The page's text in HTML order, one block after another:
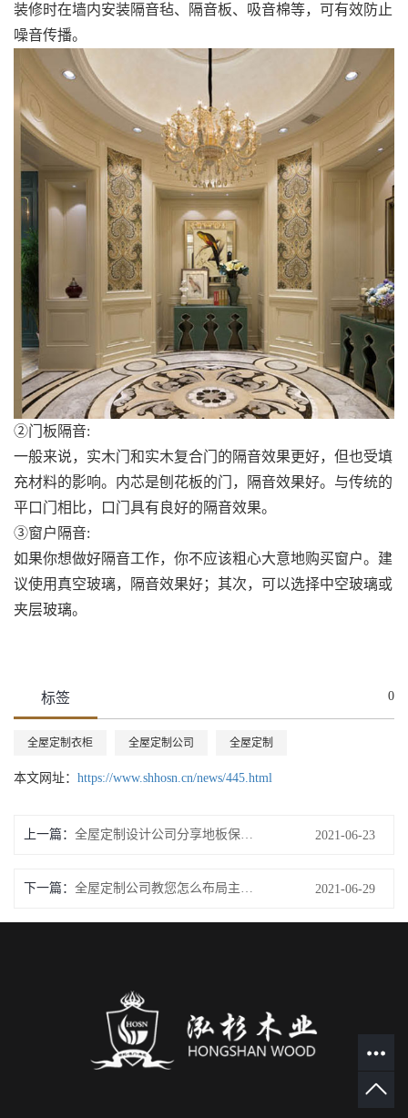
装修时在墙内安装隔音毡、隔音板、吸音棉等，可有效防止
噪音传播。
②门板隔音:
一般来说，实木门和实木复合门的隔音效果更好，但也受填
充材料的影响。内芯是刨花板的门，隔音效果好。与传统的
平口门相比，口门具有良好的隔音效果。
③窗户隔音:
如果你想做好隔音工作，你不应该粗心大意地购买窗户。建
议使用真空玻璃，隔音效果好；其次，可以选择中空玻璃或
夹层玻璃。
标签 0
全屋定制衣柜 全屋定制公司 全屋定制
本文网址： https://www.shhosn.cn/news/445.html
上一篇： 2021-06-23
下一篇： 2021-06-29